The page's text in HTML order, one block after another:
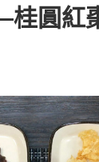
圓紅